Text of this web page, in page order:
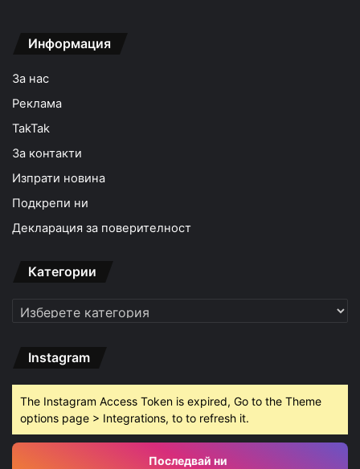
Информация
За нас
Реклама
TakTak
За контакти
Изпрати новина
Подкрепи ни
Декларация за поверителност
Категории
Категории
Instagram
The Instagram Access Token is expired, Go to the Theme
options page > Integrations, to to refresh it.
Последвай ни